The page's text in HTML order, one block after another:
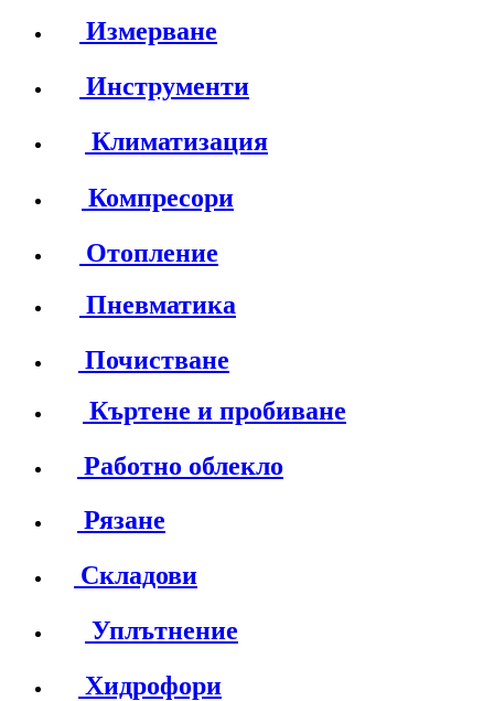
Измерване
Инструменти
Климатизация
Компресори
Отопление
Пневматика
Почистване
Къртене и пробиване
Работно облекло
Рязане
Складови
Уплътнение
Хидрофори